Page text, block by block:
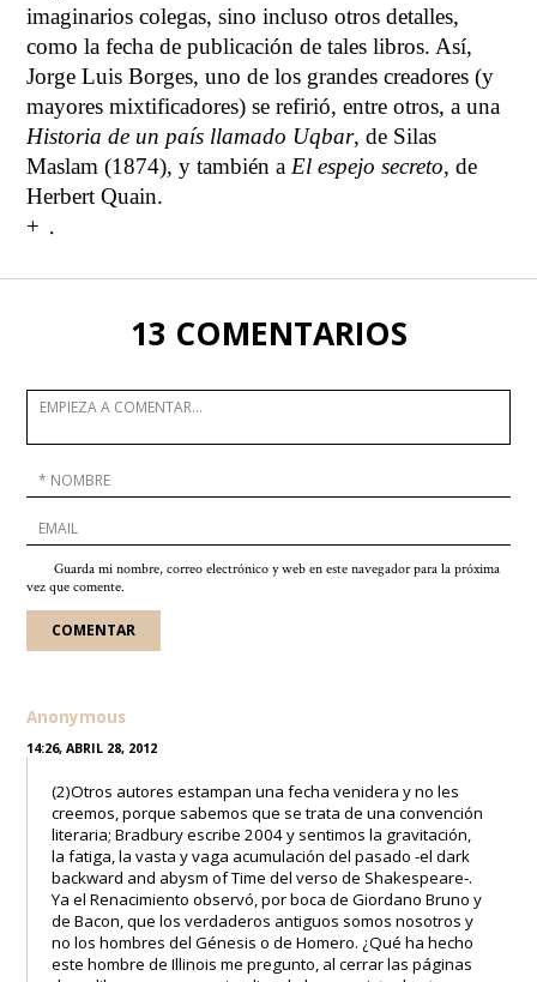
imaginarios colegas, sino incluso otros detalles,
como la fecha de publicación de tales libros. Así,
Jorge Luis Borges, uno de los grandes creadores (y
mayores mixtificadores) se refirió, entre otros, a una
Historia de un país llamado Uqbar, de Silas
Maslam (1874), y también a El espejo secreto, de
Herbert Quain.
+ .
13 COMENTARIOS
Guarda mi nombre, correo electrónico y web en este navegador para la próxima
vez que comente.
Anonymous
14:26, ABRIL 28, 2012
(2)Otros autores estampan una fecha venidera y no les
creemos, porque sabemos que se trata de una convención
literaria; Bradbury escribe 2004 y sentimos la gravitación,
la fatiga, la vasta y vaga acumulación del pasado -el dark
backward and abysm of Time del verso de Shakespeare-.
Ya el Renacimiento observó, por boca de Giordano Bruno y
de Bacon, que los verdaderos antiguos somos nosotros y
no los hombres del Génesis o de Homero. ¿Qué ha hecho
este hombre de Illinois me pregunto, al cerrar las páginas